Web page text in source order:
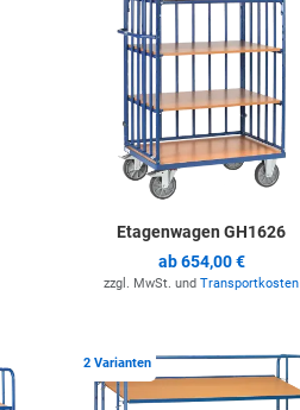
Etagenwagen GH1626
ab654,00 €
zzgl. MwSt. und Transportkosten
Zur Merkliste hinzufügen
2 Varianten